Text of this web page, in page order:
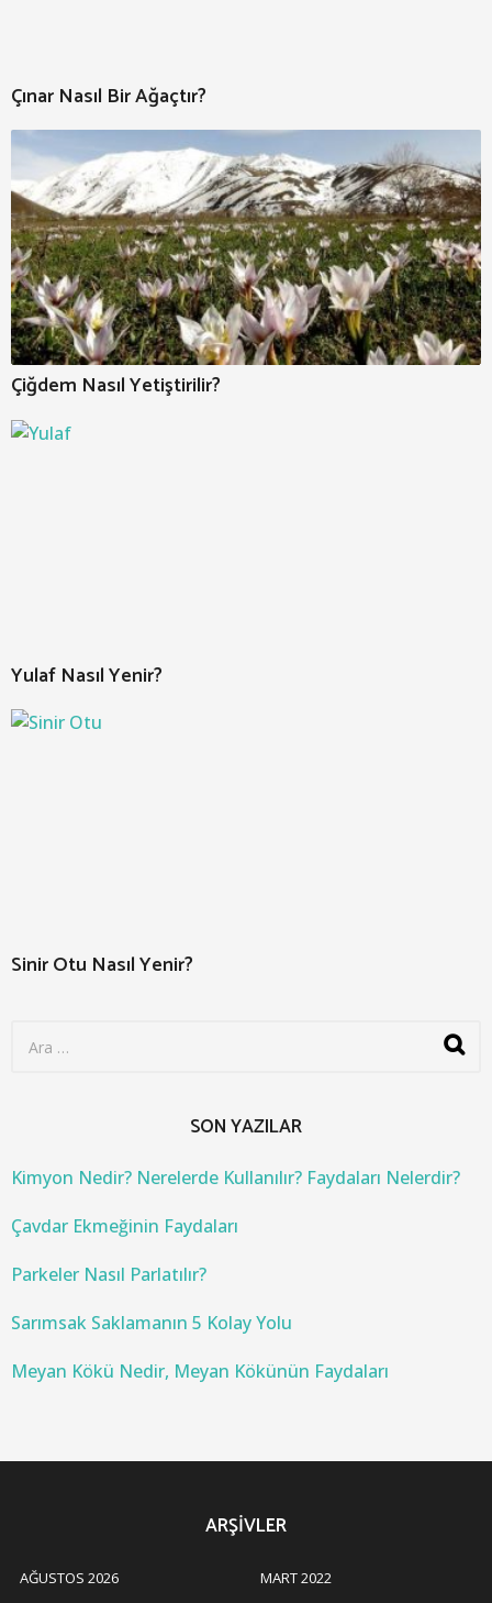
Çınar Nasıl Bir Ağaçtır?
Çiğdem Nasıl Yetiştirilir?
Yulaf Nasıl Yenir?
Sinir Otu Nasıl Yenir?
o
:
SON YAZILAR
Kimyon Nedir? Nerelerde Kullanılır? Faydaları Nelerdir?
Çavdar Ekmeğinin Faydaları
Parkeler Nasıl Parlatılır?
Sarımsak Saklamanın 5 Kolay Yolu
Meyan Kökü Nedir, Meyan Kökünün Faydaları
ARŞIVLER
AĞUSTOS 2026
MART 2022